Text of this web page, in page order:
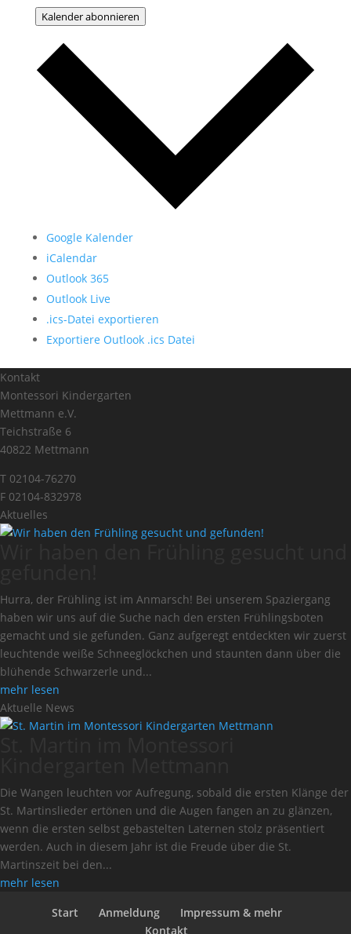
Kalender abonnieren
Google Kalender
iCalendar
Outlook 365
Outlook Live
.ics-Datei exportieren
Exportiere Outlook .ics Datei
Kontakt
Montessori Kindergarten
Mettmann e.V.
Teichstraße 6
40822 Mettmann
T 02104-76270
F 02104-832978
Aktuelles
Hurra, der Frühling ist im Anmarsch! Bei unserem Spaziergang
haben wir uns auf die Suche nach den ersten Frühlingsboten
gemacht und sie gefunden. Ganz aufgeregt entdeckten wir zuerst
leuchtende weiße Schneeglöckchen und staunten dann über die
blühende Schwarzerle und...
mehr lesen
Aktuelle News
Die Wangen leuchten vor Aufregung, sobald die ersten Klänge der
St. Martinslieder ertönen und die Augen fangen an zu glänzen,
wenn die ersten selbst gebastelten Laternen stolz präsentiert
werden. Auch in diesem Jahr ist die Freude über die St.
Martinszeit bei den...
mehr lesen
Start
Anmeldung
Impressum & mehr
Kontakt